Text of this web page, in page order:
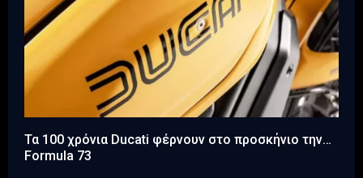
Τα 100 χρόνια Ducati φέρνουν στο προσκήνιο την…
Formula 73